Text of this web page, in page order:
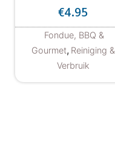
€4.95
Fondue, BBQ &
Gourmet, Reiniging &
Verbruik